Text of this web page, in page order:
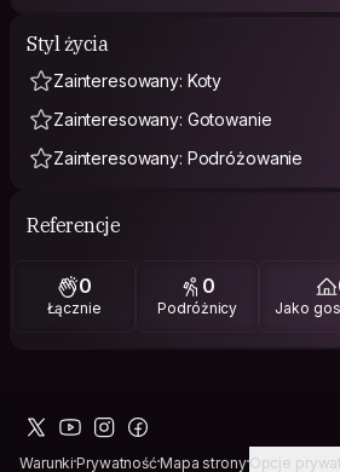
Styl życia
Zainteresowany: Koty
Zainteresowany: Gotowanie
Zainteresowany: Podróżowanie
Referencje
0
Łącznie
0
Podróżnicy Jako
WarunkiPrywatnośćMapa stronyOpcje